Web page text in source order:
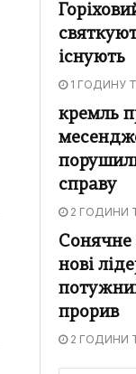
існують
1 ГОДИНУ
кремль
справу
2 ГОДИНИ
Сонячне
нові
прорив
2 ГОДИНИ